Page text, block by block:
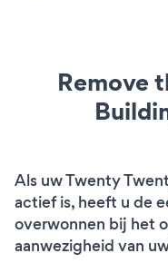
Remove
Als uw Twenty
actief is, heeft u de
overwonnen bij het
aanwezigheid van